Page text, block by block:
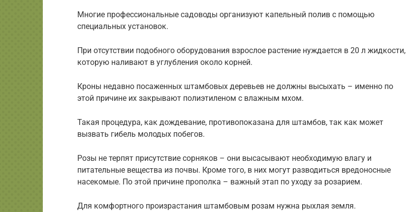
Многие профессиональные садоводы организуют капельный полив с помощью
специальных установок.
При отсутствии подобного оборудования взрослое растение нуждается в 20 л жидкости,
которую наливают в углубления около корней.
Кроны недавно посаженных штамбовых деревьев не должны высыхать – именно по
этой причине их закрывают полиэтиленом с влажным мхом.
Такая процедура, как дождевание, противопоказана для штамбов, так как может
вызвать гибель молодых побегов.
Розы не терпят присутствие сорняков – они высасывают необходимую влагу и
питательные вещества из почвы. Кроме того, в них могут разводиться вредоносные
насекомые. По этой причине прополка – важный этап по уходу за розарием.
Для комфортного произрастания штамбовым розам нужна рыхлая земля.